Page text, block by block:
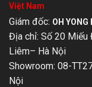
Việt Nam
Giám đốc: OH YONG
Địa chỉ: Số 20 Miếu
Liêm– Hà Nội
Showroom: 08-
Nội